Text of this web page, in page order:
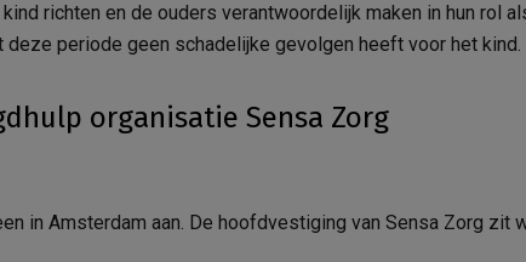
richten en de ouders verantwoordelijk maken in hun rol
periode geen schadelijke gevolgen heeft voor het kind.
organisatie Sensa Zorg
in Amsterdam aan. De hoofdvestiging van Sensa Zorg zit